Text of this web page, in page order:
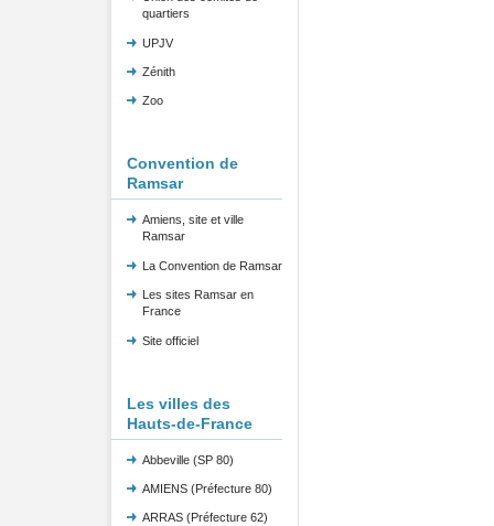
quartiers
UPJV
Zénith
Zoo
Convention de
Ramsar
Amiens, site et ville
Ramsar
La Convention de Ramsar
Les sites Ramsar en
France
Site officiel
Les villes des
Hauts-de-France
Abbeville (SP 80)
AMIENS (Préfecture 80)
ARRAS (Préfecture 62)